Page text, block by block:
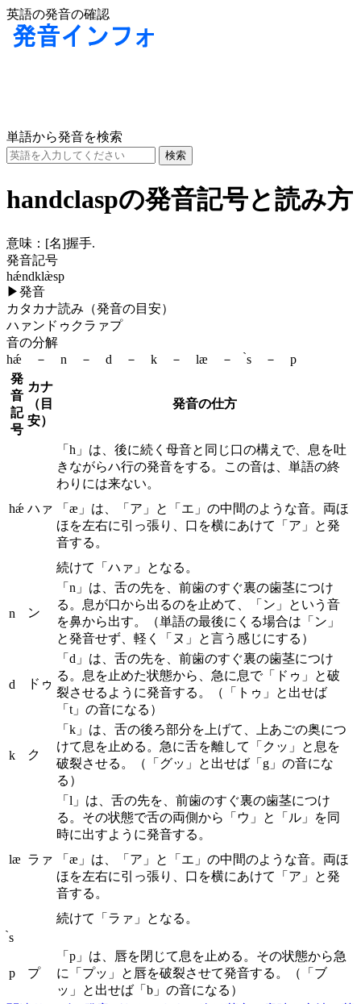
英語の発音の確認
単語から発音を検索
handclaspの発音記号と読み方
意味： [名]握手.
発音記号
hǽndklæ̀sp
▶発音
カタカナ読み（発音の目安）
ハァンドゥクラァプ
音の分解
hǽ － n － d － k － læ － ̀s － p
発
音
記
号
カナ
（目
安）
発音の仕方
hǽ ハァ
「h」は、後に続く母音と同じ口の構えで、息を吐
きながらハ行の発音をする。この音は、単語の終
わりには来ない。
「æ」は、「ア」と「エ」の中間のような音。両ほ
ほを左右に引っ張り、口を横にあけて「ア」と発
音する。
続けて「ハァ」となる。
n ン
「n」は、舌の先を、前歯のすぐ裏の歯茎につけ
る。息が口から出るのを止めて、「ン」という音
を鼻から出す。（単語の最後にくる場合は「ン」
と発音せず、軽く「ヌ」と言う感じにする）
d ドゥ
「d」は、舌の先を、前歯のすぐ裏の歯茎につけ
る。息を止めた状態から、急に息で「ドゥ」と破
裂させるように発音する。（「トゥ」と出せば
「t」の音になる）
k ク
「k」は、舌の後ろ部分を上げて、上あごの奥につ
けて息を止める。急に舌を離して「クッ」と息を
破裂させる。（「グッ」と出せば「g」の音にな
る）
læ ラァ
「l」は、舌の先を、前歯のすぐ裏の歯茎につけ
る。その状態で舌の両側から「ウ」と「ル」を同
時に出すように発音する。
「æ」は、「ア」と「エ」の中間のような音。両ほ
ほを左右に引っ張り、口を横にあけて「ア」と発
音する。
続けて「ラァ」となる。
̀s
p プ
「p」は、唇を閉じて息を止める。その状態から急
に「プッ」と唇を破裂させて発音する。（「ブ
ッ」と出せば「b」の音になる）